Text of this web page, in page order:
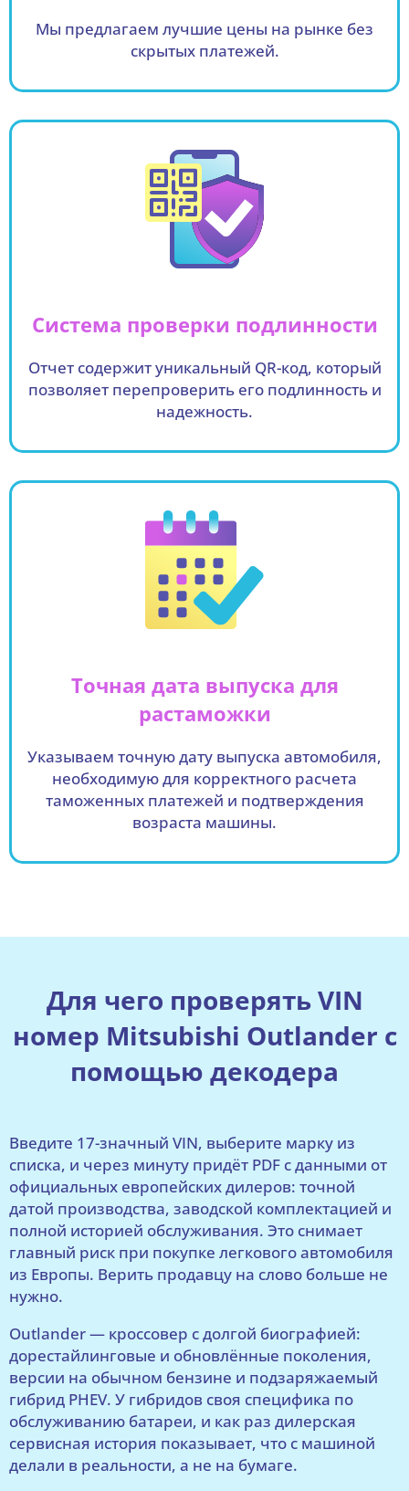
Мы предлагаем лучшие цены на рынке без
скрытых платежей.
Система проверки подлинности
Отчет содержит уникальный QR-код, который
позволяет перепроверить его подлинность и
надежность.
Точная дата выпуска для
растаможки
Указываем точную дату выпуска автомобиля,
необходимую для корректного расчета
таможенных платежей и подтверждения
возраста машины.
Для чего проверять VIN
номер Mitsubishi Outlander с
помощью декодера
Введите 17-значный VIN, выберите марку из
списка, и через минуту придёт PDF с данными от
официальных европейских дилеров: точной
датой производства, заводской комплектацией и
полной историей обслуживания. Это снимает
главный риск при покупке легкового автомобиля
из Европы. Верить продавцу на слово больше не
нужно.
Outlander — кроссовер с долгой биографией:
дорестайлинговые и обновлённые поколения,
версии на обычном бензине и подзаряжаемый
гибрид PHEV. У гибридов своя специфика по
обслуживанию батареи, и как раз дилерская
сервисная история показывает, что с машиной
делали в реальности, а не на бумаге.